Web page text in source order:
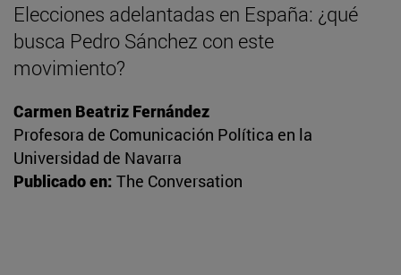
Elecciones adelantadas en España: ¿qué
busca Pedro Sánchez con este
movimiento?
Carmen Beatriz Fernández
Profesora de Comunicación Política en la
Universidad de Navarra
Publicado en: The Conversation